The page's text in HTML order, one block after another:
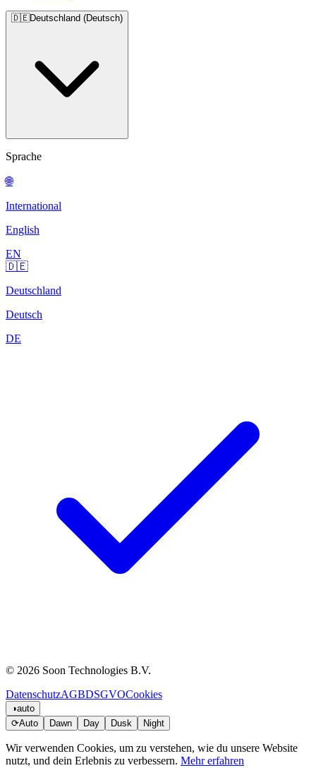
🇩🇪Deutschland (Deutsch)
Sprache
🌐
International
English
EN
🇩🇪
Deutschland
Deutsch
DE
© 2026 Soon Technologies B.V.
DatenschutzAGBDSGVOCookies
◑auto
⟳Auto Dawn Day Dusk Night
Wir verwenden Cookies, um zu verstehen, wie du unsere Website
nutzt, und dein Erlebnis zu verbessern. Mehr erfahren